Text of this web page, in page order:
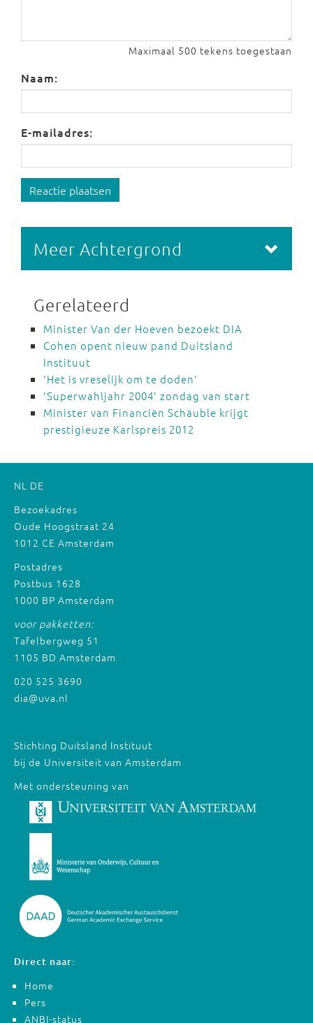
Maximaal 500 tekens toegestaan
Naam:
E-mailadres:
Reactie plaatsen
Meer Achtergrond
Gerelateerd
Minister Van der Hoeven bezoekt DIA
Cohen opent nieuw pand Duitsland
Instituut
'Het is vreselijk om te doden'
'Superwahljahr 2004' zondag van start
Minister van Financiën Schäuble krijgt
prestigieuze Karlspreis 2012
NL DE
Bezoekadres
Oude Hoogstraat 24
1012 CE Amsterdam
Postadres
Postbus 1628
1000 BP Amsterdam
voor pakketten:
Tafelbergweg 51
1105 BD Amsterdam
020 525 3690
dia@uva.nl
Stichting Duitsland Instituut
bij de Universiteit van Amsterdam
Met ondersteuning van
Direct naar:
Home
Pers
ANBI-status